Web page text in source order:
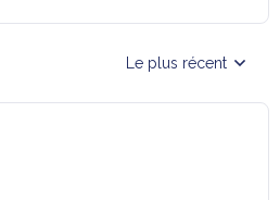
Le plus récent